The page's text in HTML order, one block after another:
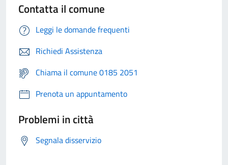
Contatta il comune
Leggi le domande frequenti
Richiedi Assistenza
Chiama il comune 0185 2051
Prenota un appuntamento
Problemi in città
Segnala disservizio